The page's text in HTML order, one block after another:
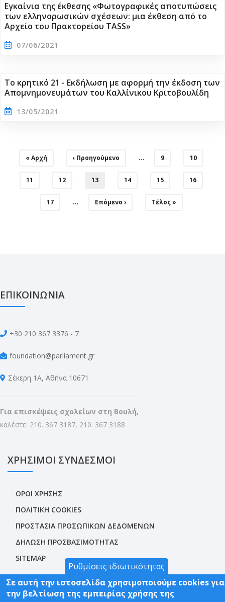
Εγκαίνια της έκθεσης «Φωτογραφικές αποτυπώσεις
των ελληνορωσικών σχέσεων: μια έκθεση από το
Αρχείο του Πρακτορείου TASS»
07/06/2021
Το κρητικό 21 - Εκδήλωση με αφορμή την έκδοση των
Απομνημονευμάτων του Καλλίνικου Κριτοβουλίδη
13/05/2021
Σελιδοποίηση
First
« Αρχή
Προηγούμενη
‹ Προηγούμενο … Σελίδα
9 Σελίδα
10
Σελίδα
11 Σελίδα
12
Τρέχουσα
13 Σελίδα
14 Σελίδα
15 Σελίδα
16
Σελίδα
17 …
Επόμενη
Επόμενο ›
Last
Τέλος »
ΕΠΙΚΟΙΝΩΝΙΑ
+30 210 367 3376 - 7
foundation@parliament.gr
Σέκερη 1Α, Αθήνα 10671
Για επισκέψεις σχολείων στη Βουλή,
καλέστε: 210. 367 3187, 210. 367 3188
ΧΡΗΣΙΜΟΙ ΣΥΝΔΕΣΜΟΙ
ΟΡΟΙ ΧΡΗΣΗΣ
ΠΟΛΙΤΙΚΗ COOKIES
ΠΡΟΣΤΑΣΙΑ ΠΡΟΣΩΠΙΚΩΝ ΔΕΔΟΜΕΝΩΝ
ΔΗΛΩΣΗ ΠΡΟΣΒΑΣΙΜΟΤΗΤΑΣ
SITEMAP
Ρυθμίσεις ιδιωτικότητας
Σε αυτή την ιστοσελίδα χρησιμοποιούμε cookies για
την βελτίωση της εμπειρίας χρήσης της